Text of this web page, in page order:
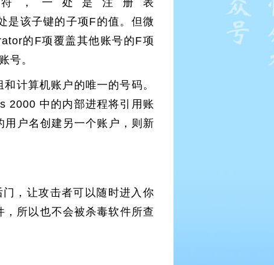
，一处是注册表
是该子键的子项F的值。但微
的F项覆盖其他账号的F项
号。
计算机账户的唯一的号码。
2000 中的内部进程将引用账
户名创建另一个账户，则新
，让攻击者可以随时进入你
所以也不会被杀毒软件所查